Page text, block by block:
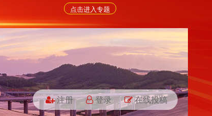
点击进入专题
注册 登录 在线投稿